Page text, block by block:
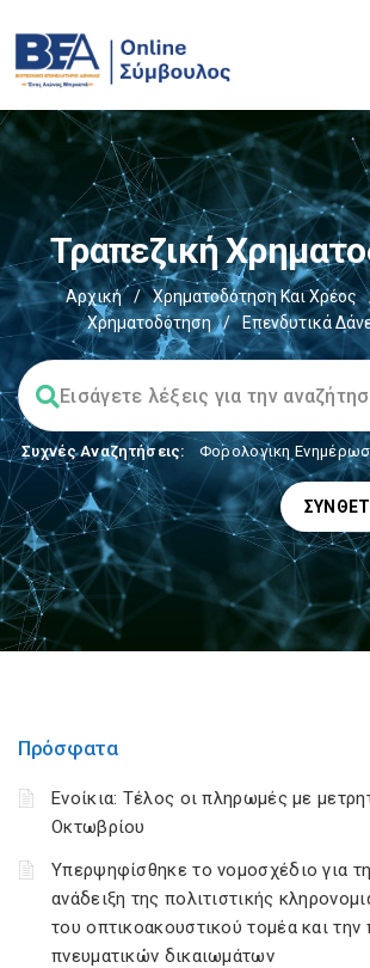
Τραπεζική
Αρχική / Χρηματοδότηση Και Χρέος
Χρηματοδότηση
/ Επενδυτικά
Συχνές Αναζητήσεις: Φορολογικη
Πρόσφατα
Ενοίκια: Τέλος οι πληρωμές με
Οκτωβρίου
Υπερψηφίσθηκε το νομοσχέδιο για τη
ανάδειξη της πολιτιστικής
του οπτικοακουστικού τομέα και
πνευματικών δικαιωμάτων